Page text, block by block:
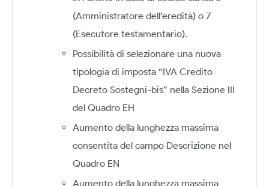
(Amministratore dell’eredità) o 7
(Esecutore testamentario).
Possibilità di selezionare una nuova
tipologia di imposta “IVA Credito
Decreto Sostegni-bis” nella Sezione III
del Quadro EH
Aumento della lunghezza massima
consentita del campo Descrizione nel
Quadro EN
Aumento della lunghezza massima